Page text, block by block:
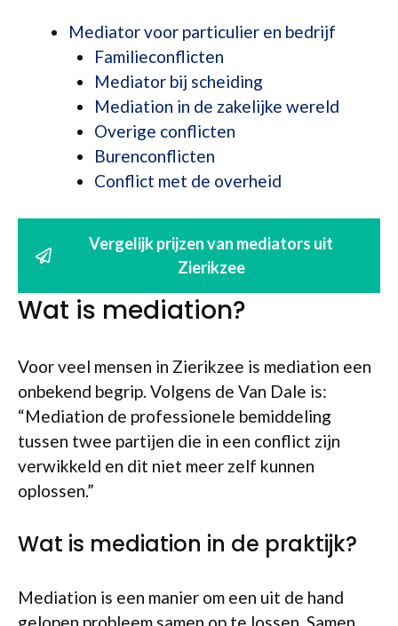
Mediator voor particulier en bedrijf
Familieconflicten
Mediator bij scheiding
Mediation in de zakelijke wereld
Overige conflicten
Burenconflicten
Conflict met de overheid
Vergelijk prijzen van mediators uit
Zierikzee
Wat is mediation?
Voor veel mensen in Zierikzee is mediation een
onbekend begrip. Volgens de Van Dale is:
“Mediation de professionele bemiddeling
tussen twee partijen die in een conflict zijn
verwikkeld en dit niet meer zelf kunnen
oplossen.”
Wat is mediation in de praktijk?
Mediation is een manier om een uit de hand
gelopen probleem samen op te lossen. Samen